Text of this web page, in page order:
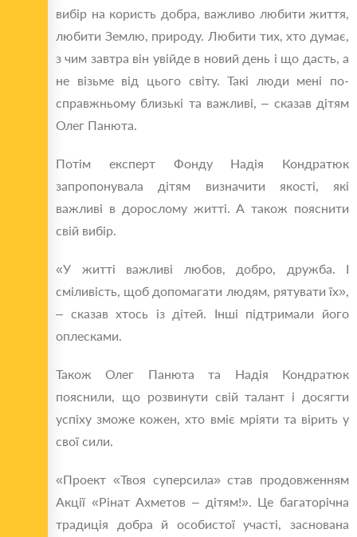
вибір на користь добра, важливо любити життя,
любити Землю, природу. Любити тих, хто думає,
з чим завтра він увійде в новий день і що дасть, а
не візьме від цього світу. Такі люди мені по-
справжньому близькі та важливі, – сказав дітям
Олег Панюта.
Потім експерт Фонду Надія Кондратюк
запропонувала дітям визначити якості, які
важливі в дорослому житті. А також пояснити
свій вибір.
«У житті важливі любов, добро, дружба. І
сміливість, щоб допомагати людям, рятувати їх»,
– сказав хтось із дітей. Інші підтримали його
оплесками.
Також Олег Панюта та Надія Кондратюк
пояснили, що розвинути свій талант і досягти
успіху зможе кожен, хто вміє мріяти та вірить у
свої сили.
«Проект «Твоя суперсила» став продовженням
Акції «Рінат Ахметов – дітям!». Це багаторічна
традиція добра й особистої участі, заснована